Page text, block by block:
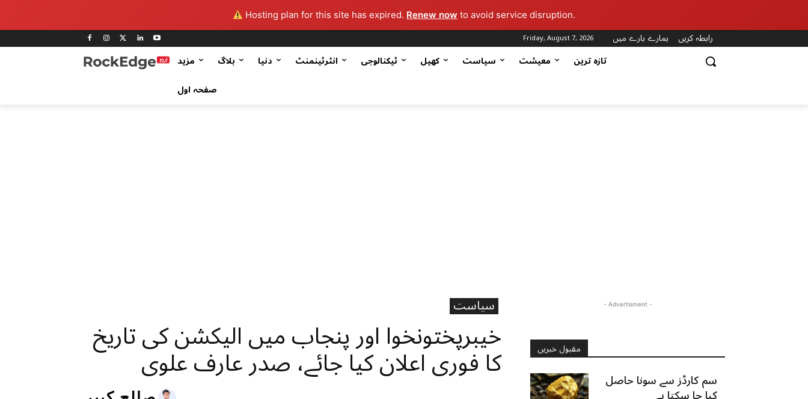
Hosting plan for this site has expired. Renew now to avoid service disruption.
Friday, August 7, 2026 ہمارے بارے میں
رابطہ کریں
مزید
بلاگ دنیا انٹرٹینمنٹ ٹیکنالوجی کھیل سیاست معیشت
تازہ ترین
صفحہ اول
سیاست
خیبرپختونخوا اور پنجاب میں الیکشن کی تاریخ
کا فوری اعلان کیا جائے، صدر عارف علوی
- Advertisment -
مقبول خبریں
سم کارڈز سے سونا حاصل